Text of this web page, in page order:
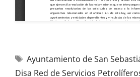
Ayuntamiento de San
Disa Red de Servicios